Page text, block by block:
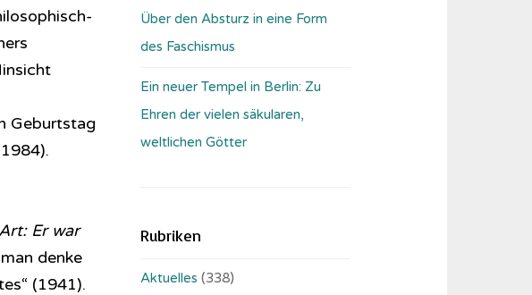
Geburtstag
Er war
man denke
(1941).
Über den Absturz in eine Form
des Faschismus
Ein neuer Tempel in Berlin: Zu
Ehren der vielen säkularen,
weltlichen Götter
Rubriken
Aktuelles (338)